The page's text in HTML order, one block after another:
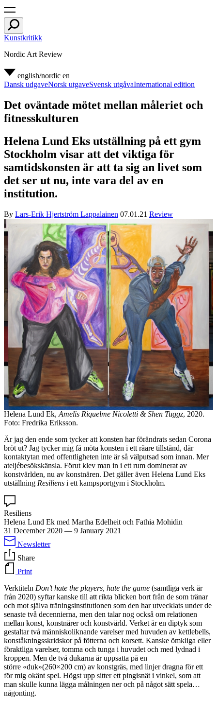
Kunstkritikk
Nordic Art Review
english/nordic en
Dansk udgaveNorsk utgaveSvensk utgåvaInternational edition
Det oväntade mötet mellan måleriet och
fitnesskulturen
Helena Lund Eks utställning på ett gym
Stockholm visar att det viktiga för
samtidskonsten är att ta sig an livet som
det ser ut nu, inte vara del av en
institution.
By Lars-Erik Hjertström Lappalainen 07.01.21 Review
Helena Lund Ek, Amelis Riquelme Nicoletti & Shen Tuggz, 2020.
Foto: Fredrika Eriksson.
Är jag den ende som tycker att konsten har förändrats sedan Corona
bröt ut? Jag tycker mig få möta konsten i ett råare tillstånd, där
kontaktytan med offentligheten inte är så välputsad som innan. Mer
ateljébesökskänsla. Förut klev man in i ett rum dominerat av
konstvärlden, nu av konstnären. Det gäller även Helena Lund Eks
utställning Resiliens i ett kampsportgym i Stockholm.
Resiliens
Helena Lund Ek med Martha Edelheit och Fathia Mohidin
31 December 2020 — 9 January 2021
Newsletter
Share
Print
Verktiteln Don’t hate the players, hate the game (samtliga verk är
från 2020) syftar kanske till att rikta blicken bort från de som tränar
och mot själva träningsinstitutionen som den har utvecklats under de
senaste två decennierna, men den talar nog också om relationen
mellan konst, konstnärer och konstvärld. Verket är en diptyk som
gestaltar två människoliknande varelser med huvuden av kettlebells,
konståkningsskridskor på fötterna och korsett. Kanske ömkliga eller
föraktliga varelser, tomma och tunga i huvudet och med lydnad i
kroppen. Men de två dukarna är uppsatta på en
större «duk»(260×200 cm) av konstgräs, med linjer dragna för ett
för mig okänt spel. Högst upp sitter ett pingisnät i vinkel, som att
man skulle kunna lägga målningen ner och på något sätt spela…
någonting.